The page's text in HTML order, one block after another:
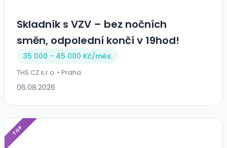
Skladník s VZV – bez nočních
směn, odpolední končí v 19hod!
35 000 - 45 000 Kč/měs.
THS CZ s.r.o. • Praha
06.08.2026
TOP